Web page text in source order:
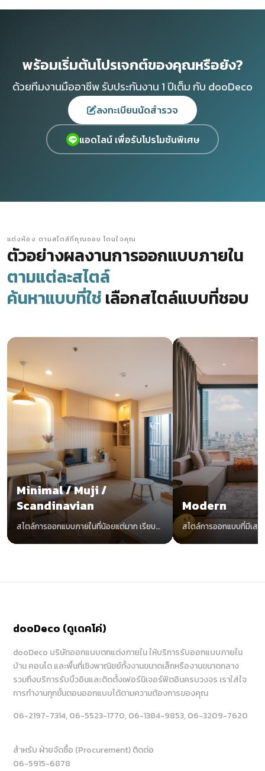
พร้อมเริ่มต้นโปรเจกต์ของคุณหรือยัง?
ด้วยทีมงานมืออาชีพ รับประกันงาน 1 ปีเต็ม กับ dooDeco
ลงทะเบียนนัดสำรวจ
แอดไลน์ เพื่อรับโปรโมชันพิเศษ
แต่งห้อง ตามสไตล์ที่คุณชอบ โดนใจคุณ
ตัวอย่างผลงานการออกแบบภายใน
ตามแต่ละสไตล์
ค้นหาแบบที่ใช่เลือกสไตล์แบบที่ชอบ
Minimal / Muji /
Scandinavian
สไตล์การออกแบบภายในที่น้อยแต่มาก เรียบ
แต่ง่าย อบอุ่นด้วยโทนสีขาวและไม้
Modern
สไตล์การออกแบบที่มีเสน่
ทันสมัย น่าค้นหา ไม่มีตก
dooDeco (ดูเดคโค่)
dooDeco บริษัทออกแบบตกแต่งภายใน ให้บริการรับออกแบบภายใน
บ้าน คอนโด และพื้นที่เชิงพาณิชย์ทั้งงานขนาดเล็กหรืองานขนาดกลาง
รวมถึงบริการรับบิ้วอินและติดตั้งเฟอร์นิเจอร์ฟิตอินครบวงจร เราใส่ใจ
การทำงานทุกขั้นตอนออกแบบได้ตามความต้องการของคุณ
06-2197-7314, 06-5523-1770, 06-1384-9853, 06-3209-7620
สำหรับ ฝ่ายจัดซื้อ (Procurement) ติดต่อ
06-5915-6878